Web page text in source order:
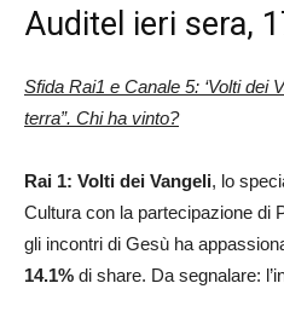
Auditel ieri sera,
Sfida Rai1 e Canale 5: ‘Volti dei
terra”. Chi ha vinto?
Rai 1: Volti dei Vangeli, lo
Cultura con la partecipazione di
gli incontri di Gesù ha
14.1% di share. Da segnalare: